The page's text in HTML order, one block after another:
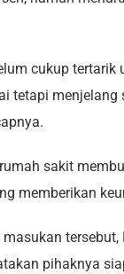
cukup
tetapi
sakit
memberikan
pihaknya